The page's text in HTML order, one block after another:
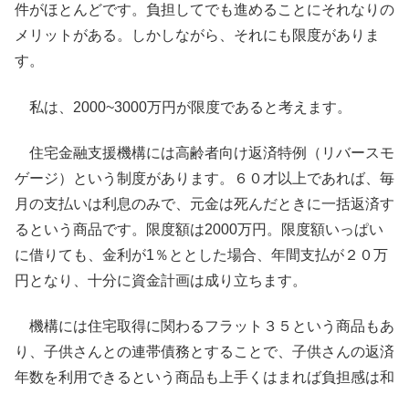
件がほとんどです。負担してでも進めることにそれなりの
メリットがある。しかしながら、それにも限度がありま
す。
私は、2000~3000万円が限度であると考えます。
住宅金融支援機構には高齢者向け返済特例（リバースモ
ゲージ）という制度があります。６０才以上であれば、毎
月の支払いは利息のみで、元金は死んだときに一括返済す
るという商品です。限度額は2000万円。限度額いっぱい
に借りても、金利が1％ととした場合、年間支払が２０万
円となり、十分に資金計画は成り立ちます。
機構には住宅取得に関わるフラット３５という商品もあ
り、子供さんとの連帯債務とすることで、子供さんの返済
年数を利用できるという商品も上手くはまれば負担感は和